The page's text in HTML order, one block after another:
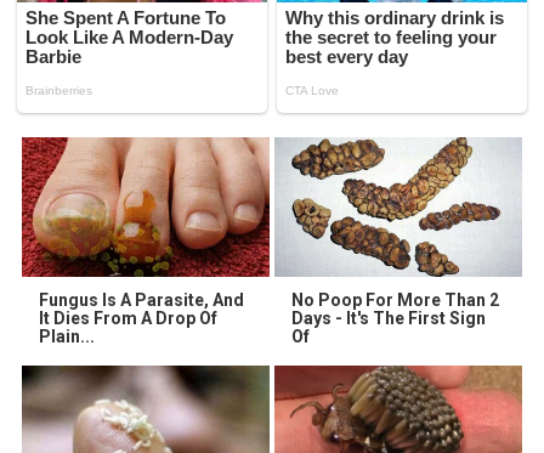
Fungus Is A Parasite, And
It Dies From A Drop Of
Plain...
No Poop For More Than 2
Days - It's The First Sign
Of